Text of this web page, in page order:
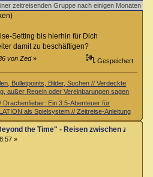
Setting bis hierhin für Dich
damit zu beschäftigen?
von Zed» Gespeichert
Bulletpoints, Bilder, Suchen // Verdeckte
außer Regeln oder Vereinbarungen sagen
Drachenfieber: Ein 3.5-Abenteuer für
als Spielsystem // Zeitreise-Anleitung
the Time" - Reisen zwischen zwei
»